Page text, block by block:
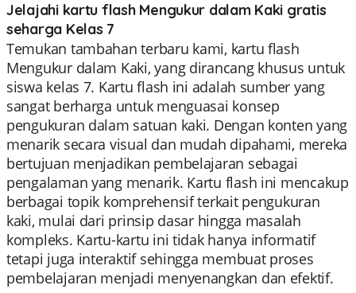
Jelajahi kartu flash Mengukur dalam Kaki gratis
seharga Kelas 7
Temukan tambahan terbaru kami, kartu flash
Mengukur dalam Kaki, yang dirancang khusus untuk
siswa kelas 7. Kartu flash ini adalah sumber yang
sangat berharga untuk menguasai konsep
pengukuran dalam satuan kaki. Dengan konten yang
menarik secara visual dan mudah dipahami, mereka
bertujuan menjadikan pembelajaran sebagai
pengalaman yang menarik. Kartu flash ini mencakup
berbagai topik komprehensif terkait pengukuran
kaki, mulai dari prinsip dasar hingga masalah
kompleks. Kartu-kartu ini tidak hanya informatif
tetapi juga interaktif sehingga membuat proses
pembelajaran menjadi menyenangkan dan efektif.